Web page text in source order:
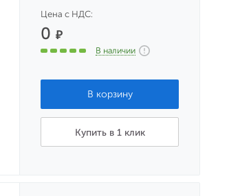
Цена с НДС:
0₽
В наличии
Купить в 1 клик